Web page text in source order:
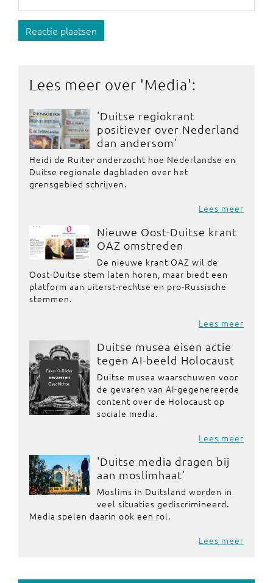
Reactie plaatsen
Lees meer over 'Media':
'Duitse regiokrant
positiever over Nederland
dan andersom'
Heidi de Ruiter onderzocht hoe Nederlandse en
Duitse regionale dagbladen over het
grensgebied schrijven.
Lees meer
Nieuwe Oost-Duitse krant
OAZ omstreden
De nieuwe krant OAZ wil de
Oost-Duitse stem laten horen, maar biedt een
platform aan uiterst-rechtse en pro-Russische
stemmen.
Lees meer
Duitse musea eisen actie
tegen AI-beeld Holocaust
Duitse musea waarschuwen voor
de gevaren van AI-gegenereerde
content over de Holocaust op
sociale media.
Lees meer
'Duitse media dragen bij
aan moslimhaat'
Moslims in Duitsland worden in
veel situaties gediscrimineerd.
Media spelen daarin ook een rol.
Lees meer